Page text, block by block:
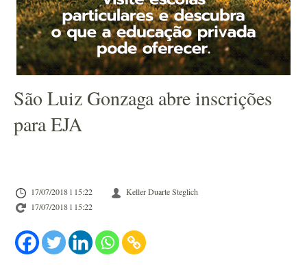
São Luiz Gonzaga abre inscrições
para EJA
17/07/2018 l 15:22
Keller Duarte Steglich
17/07/2018 l 15:22